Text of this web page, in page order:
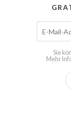
Sie
Mehr